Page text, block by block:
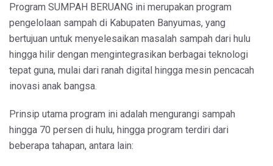
Program SUMPAH BERUANG ini merupakan program
pengelolaan sampah di Kabupaten Banyumas, yang
bertujuan untuk menyelesaikan masalah sampah dari hulu
hingga hilir dengan mengintegrasikan berbagai teknologi
tepat guna, mulai dari ranah digital hingga mesin pencacah
inovasi anak bangsa.
Prinsip utama program ini adalah mengurangi sampah
hingga 70 persen di hulu, hingga program terdiri dari
beberapa tahapan, antara lain: